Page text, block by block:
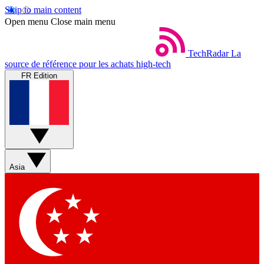
Skip to main content
Open menu Close main menu
TechRadar La
source de référence pour les achats high-tech
FR Edition
Asia